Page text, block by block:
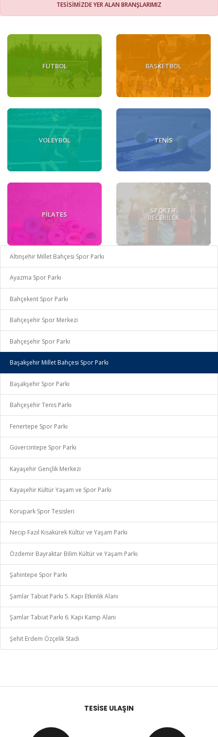
TESİSİMİZDE YER ALAN BRANŞLARIMIZ
FUTBOL BASKETBOL
VOLEYBOL TENIS
PILATES
SPORTIF
BECERILER
Altınşehir Millet Bahçesi Spor Parkı
Ayazma Spor Parkı
Bahçekent Spor Parkı
Bahçeşehir Spor Merkezi
Bahçeşehir Spor Parkı
Başakşehir Millet Bahçesi Spor Parkı
Başakşehir Spor Parkı
Bahçeşehir Tenis Parkı
Fenertepe Spor Parkı
Güvercintepe Spor Parkı
Kayaşehir Gençlik Merkezi
Kayaşehir Kültür Yaşam ve Spor Parkı
Korupark Spor Tesisleri
Necip Fazıl Kısakürek Kültür ve Yaşam Parkı
Özdemir Bayraktar Bilim Kültür ve Yaşam Parkı
Şahintepe Spor Parkı
Şamlar Tabiat Parkı 5. Kapı Etkinlik Alanı
Şamlar Tabiat Parkı 6. Kapı Kamp Alanı
Şehit Erdem Özçelik Stadı
TESISE ULAŞIN